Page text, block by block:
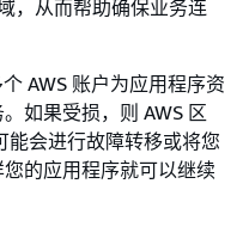
，从而帮助确保业务连
AWS 账户为应用程序资
如果受损，则 AWS 区
能会进行故障转移或将您
的应用程序就可以继续